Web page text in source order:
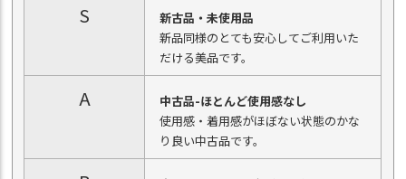
S
新古品・未使用品
新品同様のとても安心してご利用いた
だける美品です。
A
中古品-ほとんど使用感なし
使用感・着用感がほぼない状態のかな
り良い中古品です。